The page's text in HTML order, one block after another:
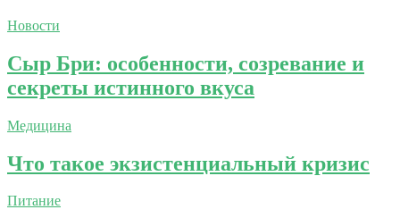
Новости
Сыр Бри: особенности, созревание и
секреты истинного вкуса
Медицина
Что такое экзистенциальный кризис
Питание